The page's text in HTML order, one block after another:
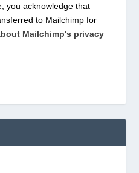
you acknowledge that
to Mailchimp for
Mailchimp's privacy